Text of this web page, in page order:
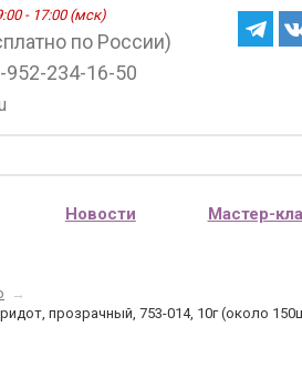
- 17:00 (мск)
по России)
952-234-16-50
Новости Мастер-
→
прозрачный, 753-014, 10г (около